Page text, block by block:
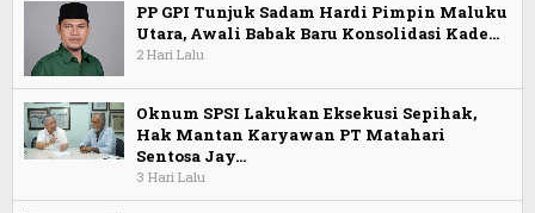
PP GPI Tunjuk Sadam Hardi Pimpin Maluku
Utara, Awali Babak Baru Konsolidasi Kade…
2 Hari Lalu
Oknum SPSI Lakukan Eksekusi Sepihak,
Hak Mantan Karyawan PT Matahari
Sentosa Jay…
3 Hari Lalu